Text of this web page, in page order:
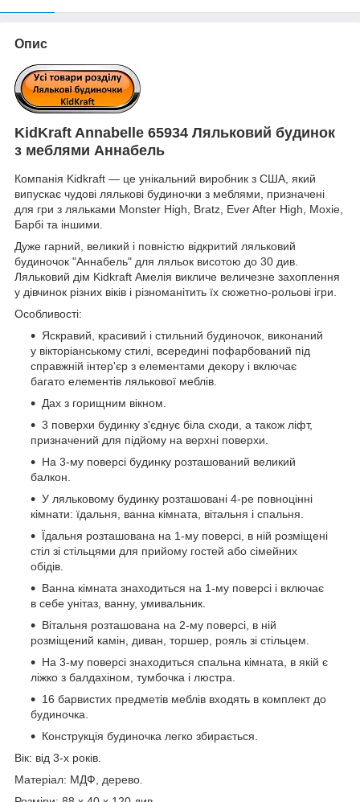
Опис
KidKraft Annabelle 65934 Ляльковий будинок
з меблями Аннабель
Компанія Kidkraft ― це унікальний виробник з США, який
випускає чудові лялькові будиночки з меблями, призначені
для гри з ляльками Monster High, Bratz, Ever After High, Мохіе,
Барбі та іншими.
Дуже гарний, великий і повністю відкритий ляльковий
будиночок "Аннабель" для ляльок висотою до 30 див.
Ляльковий дім Kidkraft Амелія викличе величезне захоплення
у дівчинок різних віків і різноманітить їх сюжетно-рольові ігри.
Особливості:
Яскравий, красивий і стильний будиночок, виконаний
у вікторіанському стилі, всередині пофарбований під
справжній інтер'єр з елементами декору і включає
багато елементів лялькової меблів.
Дах з горищним вікном.
3 поверхи будинку з'єднує біла сходи, а також ліфт,
призначений для підйому на верхні поверхи.
На 3-му поверсі будинку розташований великий
балкон.
У ляльковому будинку розташовані 4-ре повноцінні
кімнати: їдальня, ванна кімната, вітальня і спальня.
Їдальня розташована на 1-му поверсі, в ній розміщені
стіл зі стільцями для прийому гостей або сімейних
обідів.
Ванна кімната знаходиться на 1-му поверсі і включає
в себе унітаз, ванну, умивальник.
Вітальня розташована на 2-му поверсі, в ній
розміщений камін, диван, торшер, рояль зі стільцем.
На 3-му поверсі знаходиться спальна кімната, в якій є
ліжко з балдахіном, тумбочка і люстра.
16 барвистих предметів меблів входять в комплект до
будиночка.
Конструкція будиночка легко збирається.
Вік: від 3-х років.
Матеріал: МДФ, дерево.